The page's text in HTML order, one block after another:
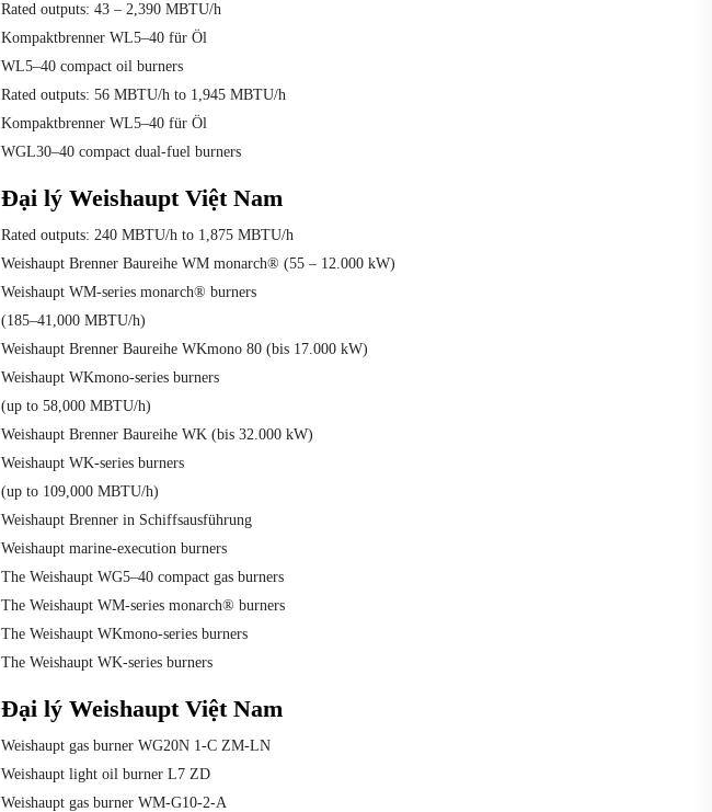
Rated outputs: 43 – 2,390 MBTU/h
Kompaktbrenner WL5–40 für Öl
WL5–40 compact oil burners
Rated outputs: 56 MBTU/h to 1,945 MBTU/h
Kompaktbrenner WL5–40 für Öl
WGL30–40 compact dual-fuel burners
Đại lý Weishaupt Việt Nam
Rated outputs: 240 MBTU/h to 1,875 MBTU/h
Weishaupt Brenner Baureihe WM monarch® (55 – 12.000 kW)
Weishaupt WM-series monarch® burners
(185–41,000 MBTU/h)
Weishaupt Brenner Baureihe WKmono 80 (bis 17.000 kW)
Weishaupt WKmono-series burners
(up to 58,000 MBTU/h)
Weishaupt Brenner Baureihe WK (bis 32.000 kW)
Weishaupt WK-series burners
(up to 109,000 MBTU/h)
Weishaupt Brenner in Schiffsausführung
Weishaupt marine-execution burners
The Weishaupt WG5–40 compact gas burners
The Weishaupt WM-series monarch® burners
The Weishaupt WKmono-series burners
The Weishaupt WK-series burners
Đại lý Weishaupt Việt Nam
Weishaupt gas burner WG20N 1-C ZM-LN
Weishaupt light oil burner L7 ZD
Weishaupt gas burner WM-G10-2-A